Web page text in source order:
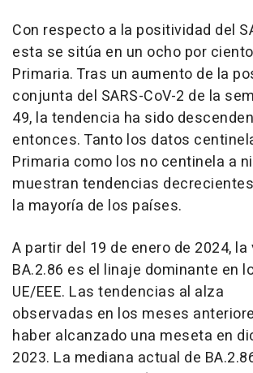
Con respecto a la positividad del
esta se sitúa en un ocho por
Primaria. Tras un aumento de la
conjunta del SARS-CoV-2 de la
49, la tendencia ha sido
entonces. Tanto los datos
Primaria como los no centinela a
muestran tendencias
la mayoría de los países.
A partir del 19 de enero de 2024,
BA.2.86 es el linaje dominante en
UE/EEE. Las tendencias al alza
observadas en los meses
haber alcanzado una meseta en
2023. La mediana actual de